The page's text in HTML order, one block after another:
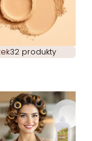
32 produkty